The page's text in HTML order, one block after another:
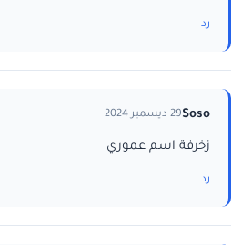
رد
Soso29 ديسمبر 2024
زخرفة اسم عموري
رد